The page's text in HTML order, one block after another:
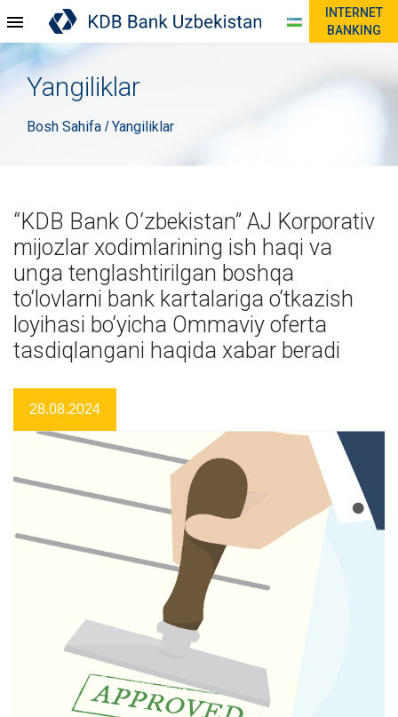
INTERNET
BANKING
Yangiliklar
Bosh Sahifa /Yangiliklar
“KDB Bank O‘zbekistan” AJ Korporativ
mijozlar xodimlarining ish haqi va
unga tenglashtirilgan boshqa
to‘lovlarni bank kartalariga o‘tkazish
loyihasi bo‘yicha Ommaviy oferta
tasdiqlangani haqida xabar beradi
28.08.2024